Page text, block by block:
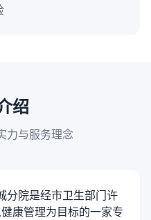
绍
力与服务理念
院是经市卫生部门许
康管理为目标的一家专